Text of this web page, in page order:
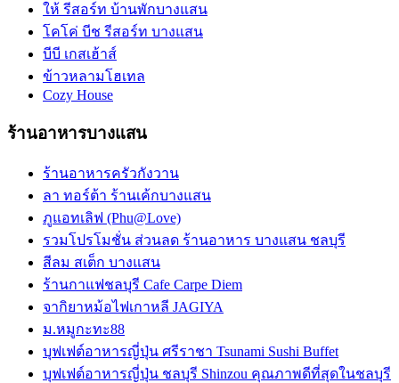
ให้ รีสอร์ท บ้านพักบางแสน
โคโค่ บีช รีสอร์ท บางแสน
บีบี เกสเฮ้าส์
ข้าวหลามโฮเทล
Cozy House
ร้านอาหารบางแสน
ร้านอาหารครัวกังวาน
ลา ทอร์ต้า ร้านเค้กบางแสน
ภูแอทเลิฟ (Phu@Love)
รวมโปรโมชั่น ส่วนลด ร้านอาหาร บางแสน ชลบุรี
สีลม สเต็ก บางแสน
ร้านกาแฟชลบุรี Cafe Carpe Diem
จากิยาหม้อไฟเกาหลี JAGIYA
ม.หมูกะทะ88
บุฟเฟต์อาหารญี่ปุ่น ศรีราชา Tsunami Sushi Buffet
บุฟเฟต์อาหารญี่ปุ่น ชลบุรี Shinzou คุณภาพดีที่สุดในชลบุรี